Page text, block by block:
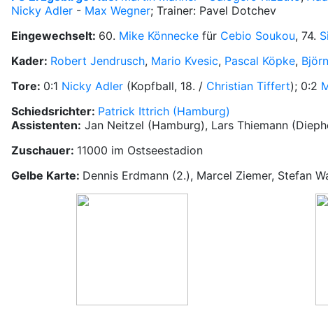
Nicky Adler - Max Wegner; Trainer: Pavel Dotchev
Eingewechselt: 60. Mike Könnecke für Cebio Soukou, 74.
Kader: Robert Jendrusch, Mario Kvesic, Pascal Köpke,
Tore: 0:1 Nicky Adler (Kopfball, 18. / Christian Tiffert); 0:2
Schiedsrichter: Patrick Ittrich (Hamburg)
Assistenten: Jan Neitzel (Hamburg), Lars Thiemann
Zuschauer: 11000 im Ostseestadion
Gelbe Karte: Dennis Erdmann (2.), Marcel Ziemer, Stefan